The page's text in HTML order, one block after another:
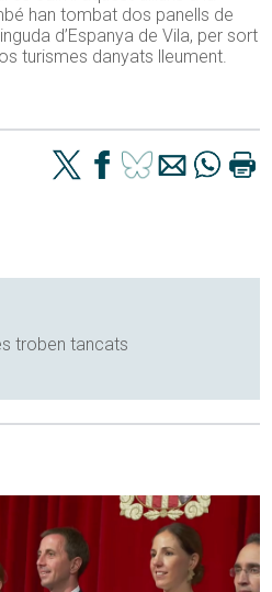
han tombat dos panells de
d’Espanya de Vila, per sort
turismes danyats lleument.
troben tancats